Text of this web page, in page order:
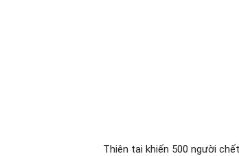
Thiên tai khiến 500 người